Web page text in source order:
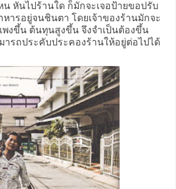
น หันไปร้านใด ก็มักจะเจอป้ายขอปรับ
ารอยู่จนชินตา โดยเจ้าของร้านมักจะ
พงขึ้น ต้นทุนสูงขึ้น จึงจำเป็นต้องขึ้น
ารถประคับประคองร้านให้อยู่ต่อไปได้